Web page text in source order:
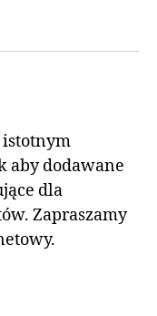
aby dodawane
dla
Zapraszamy